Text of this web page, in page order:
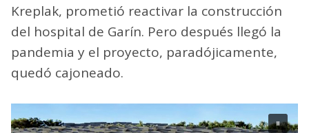
Kreplak, prometió reactivar la construcción
del hospital de Garín. Pero después llegó la
pandemia y el proyecto, paradójicamente,
quedó cajoneado.